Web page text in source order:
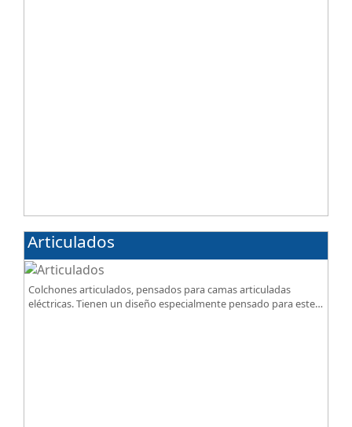
Articulados
Colchones articulados, pensados para camas articuladas
eléctricas. Tienen un diseño especialmente pensado para este